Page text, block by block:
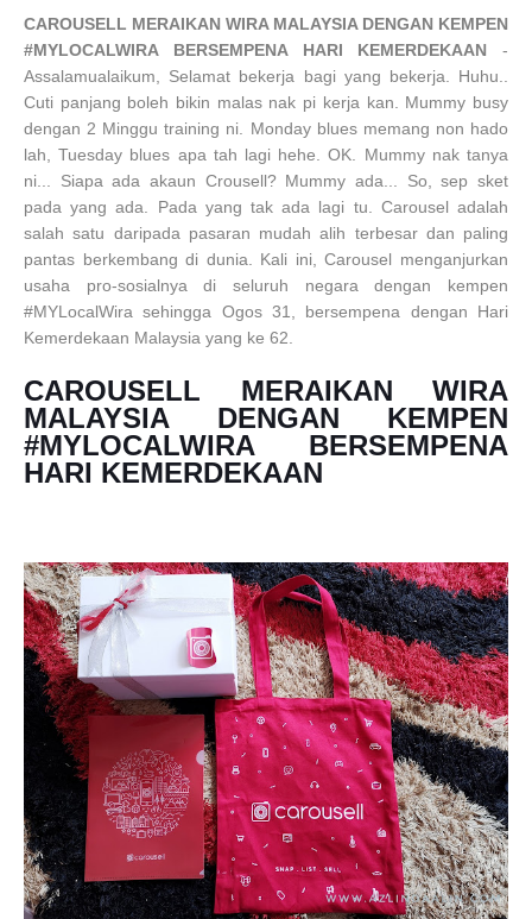
CAROUSELL MERAIKAN WIRA MALAYSIA DENGAN KEMPEN
#MYLOCALWIRA BERSEMPENA HARI KEMERDEKAAN -
Assalamualaikum, Selamat bekerja bagi yang bekerja. Huhu..
Cuti panjang boleh bikin malas nak pi kerja kan. Mummy busy
dengan 2 Minggu training ni. Monday blues memang non hado
lah, Tuesday blues apa tah lagi hehe. OK. Mummy nak tanya
ni... Siapa ada akaun Crousell? Mummy ada... So, sep sket
pada yang ada. Pada yang tak ada lagi tu. Carousel adalah
salah satu daripada pasaran mudah alih terbesar dan paling
pantas berkembang di dunia. Kali ini, Carousel menganjurkan
usaha pro-sosialnya di seluruh negara dengan kempen
#MYLocalWira sehingga Ogos 31, bersempena dengan Hari
Kemerdekaan Malaysia yang ke 62.
CAROUSELL MERAIKAN WIRA
MALAYSIA DENGAN KEMPEN
#MYLOCALWIRA BERSEMPENA
HARI KEMERDEKAAN